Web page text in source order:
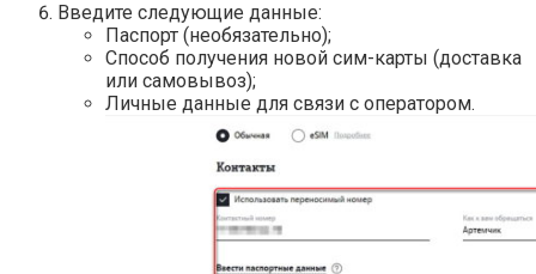
Введите следующие данные:
Паспорт (необязательно);
Способ получения новой сим-карты (доставка
или самовывоз);
Личные данные для связи с оператором.